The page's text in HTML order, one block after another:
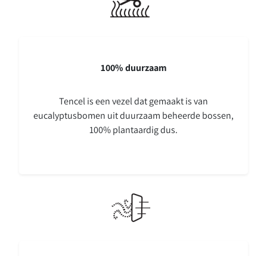
100% duurzaam
Tencel is een vezel dat gemaakt is van
eucalyptusbomen uit duurzaam beheerde bossen,
100% plantaardig dus.